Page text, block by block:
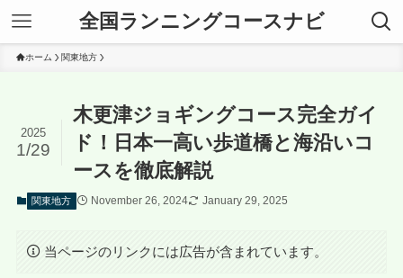
全国ランニングコースナビ
ホーム 関東地方
木更津ジョギングコース完全ガイ
ド！日本一高い歩道橋と海沿いコ
ースを徹底解説
2025
1/29
関東地方 November 26, 2024 January 29, 2025
当ページのリンクには広告が含まれています。